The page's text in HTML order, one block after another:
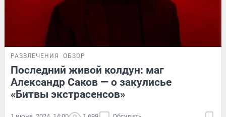
РАЗВЛЕЧЕНИЯ ОБЗОР
Последний живой колдун: маг
Александр Саков — о закулисье
«Битвы экстрасенсов»